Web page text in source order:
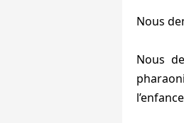
Nous
Nous